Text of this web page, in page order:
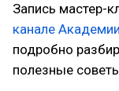
Запись мастер-
канале
подробно
полезные